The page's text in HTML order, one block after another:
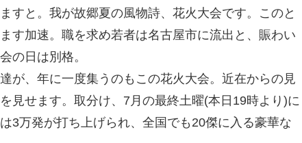
すと。我が故郷夏の風物詩、花火大会です。このと
す加速。職を求め若者は名古屋市に流出と、賑わい
の日は別格。
が、年に一度集うのもこの花火大会。近在からの見
見せます。取分け、7月の最終土曜(本日19時より)に
3万発が打ち上げられ、全国でも20傑に入る豪華な